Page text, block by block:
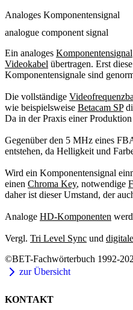
Analoges Komponentensignal
analogue component signal
Ein analoges Komponentensignal
Videokabel übertragen. Erst
Komponentensignale sind
Die vollständige
wie beispielsweise Betacam SP
Da in der Praxis einer
Gegenüber den 5 MHz eines
entstehen, da Helligkeit und
Wird ein Komponentensignal
einen Chroma Key, notwendige
daher ist dieser Umstand, der
Analoge HD-Komponenten
Vergl. Tri Level Sync und
©BET-Fachwörterbuch 1992-
zur Übersicht
KONTAKT